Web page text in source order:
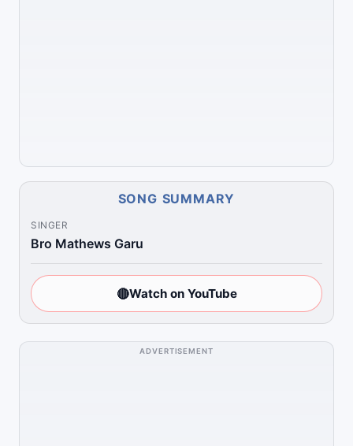
SONG SUMMARY
SINGER
Bro Mathews Garu
🔴Watch on YouTube
ADVERTISEMENT